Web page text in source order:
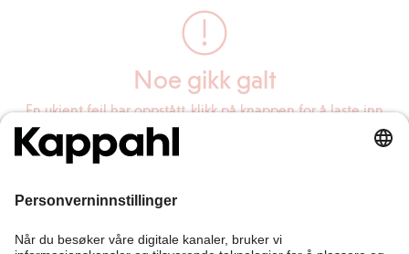
Noe gikk galt
En ukjent feil har oppstått, klikk på knappen for å laste inn
siden på nytt.